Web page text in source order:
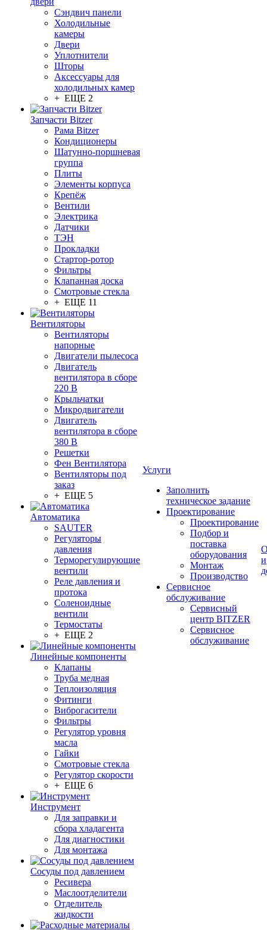
Сэндвич панели
Холодильные
камеры
Двери
Уплотнители
Шторы
Аксессуары для
холодильных камер
+ ЕЩЕ 2
Запчасти Bitzer
Рама Bitzer
Кондиционеры
Шатунно-поршневая
группа
Плиты
Элементы корпуса
Крепёж
Вентили
Электрика
Датчики
ТЭН
Прокладки
Стартор-ротор
Фильтры
Клапанная доска
Смотровые стекла
+ ЕЩЕ 11
Вентиляторы
Вентиляторы
напорные
Двигатели пылесоса
Двигатель
вентилятора в сборе
220 В
Крыльчатки
Микродвигатели
Двигатель
вентилятора в сборе
380 В
Решетки
Фен Вентилятора
Вентиляторы под
заказ
+ ЕЩЕ 5
Автоматика
SAUTER
Регуляторы
давления
Терморегулирующие
вентили
Реле давления и
протока
Соленоидные
вентили
Термостаты
+ ЕЩЕ 2
Линейные компоненты
Клапаны
Труба медная
Теплоизоляция
Фитинги
Виброгасители
Фильтры
Регулятор уровня
масла
Гайки
Смотровые стекла
Регулятор скорости
+ ЕЩЕ 6
Инструмент
Для заправки и
сбора хладагента
Для диагностики
Для монтажа
Сосуды под давлением
Ресивера
Маслоотделители
Отделитель
жидкости
Услуги
Заполнить
техническое задание
Проектирование
Проектирование
Подбор и
поставка
оборудования
Монтаж
Производство
Сервисное
обслуживание
Сервисный
центр BITZER
Сервисное
обслуживание
и